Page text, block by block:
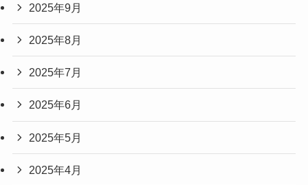
2025年9月
2025年8月
2025年7月
2025年6月
2025年5月
2025年4月